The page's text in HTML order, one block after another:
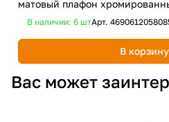
матовый плафон
В наличии: 6 штАрт.
В корзину
Вас может